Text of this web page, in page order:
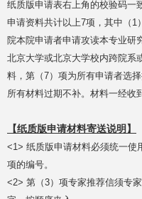
纸质版申请表右上角的校验码一
申请资料共计以上7项，其中（1
院本院申请者申请攻读本专业研
北京大学或北京大学校内跨院系
料，第（7）项为所有申请者选
所有材料过期不补。材料一经收
【纸质版申请材料寄送说明】
<1> 纸质版申请材料必须统一使
项的编号。
<2> 第（3）项专家推荐信须专